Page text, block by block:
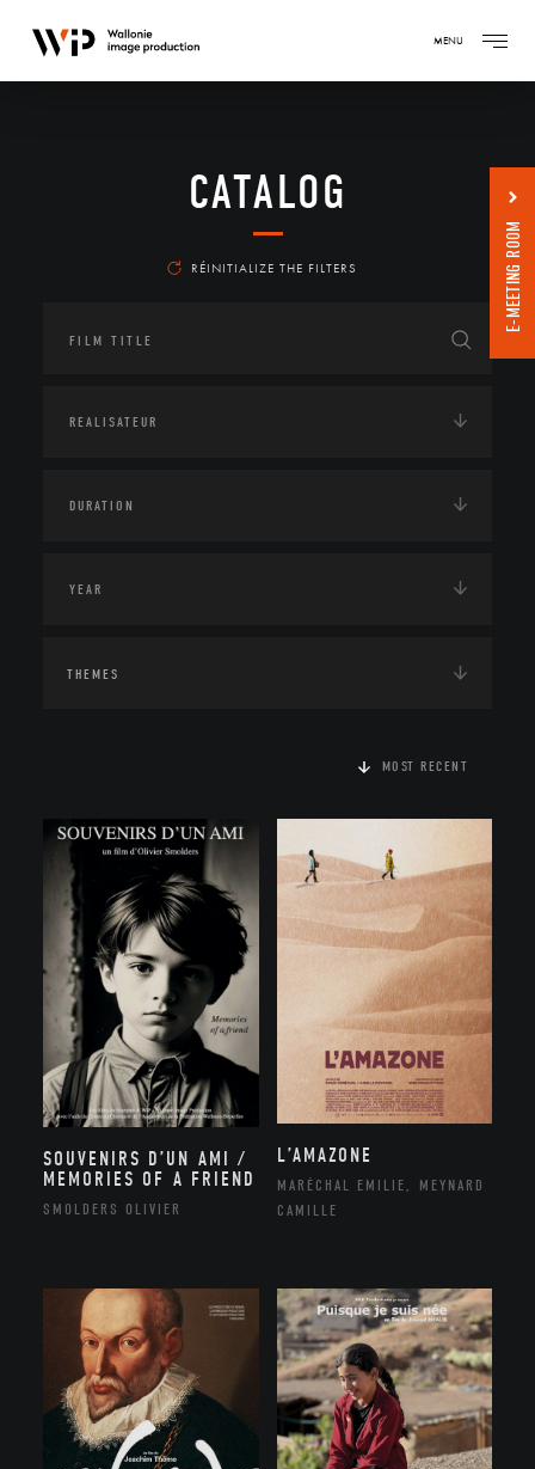
MENU
CATALOG
RÉINITIALIZE THE FILTERS
THEMES
MOST RECENT
SOUVENIRS D’UN AMI /
MEMORIES OF A FRIEND
SMOLDERS OLIVIER
L’AMAZONE
MARÉCHAL EMILIE, MEYNARD
CAMILLE
E-MEETING ROOM